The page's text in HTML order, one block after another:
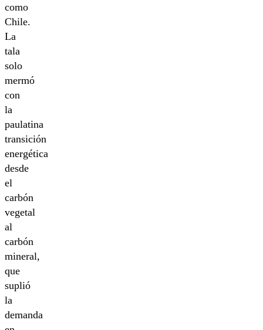
como
Chile.
La
tala
solo
mermó
con
la
paulatina
transición
energética
desde
el
carbón
vegetal
al
carbón
mineral,
que
suplió
la
demanda